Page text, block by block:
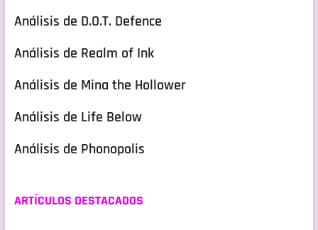
Análisis de D.O.T. Defence
Análisis de Realm of Ink
Análisis de Mina the Hollower
Análisis de Life Below
Análisis de Phonopolis
ARTÍCULOS DESTACADOS